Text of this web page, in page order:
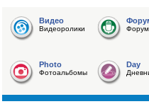
Видео
Видеоролики
Photo
Фотоальбомы
Day